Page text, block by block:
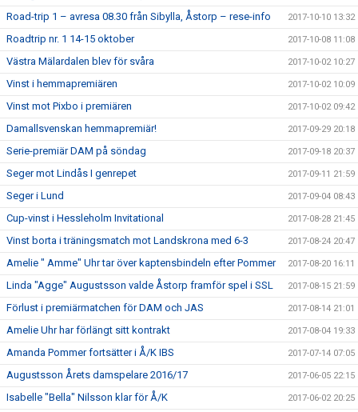
Road-trip 1 – avresa 08.30 från Sibylla, Åstorp – rese-info 2017-10-10 13:32
Roadtrip nr. 1 14-15 oktober 2017-10-08 11:08
Västra Mälardalen blev för svåra 2017-10-02 10:27
Vinst i hemmapremiären 2017-10-02 10:09
Vinst mot Pixbo i premiären 2017-10-02 09:42
Damallsvenskan hemmapremiär! 2017-09-29 20:18
Serie-premiär DAM på söndag 2017-09-18 20:37
Seger mot Lindås I genrepet 2017-09-11 21:59
Seger i Lund 2017-09-04 08:43
Cup-vinst i Hessleholm Invitational 2017-08-28 21:45
Vinst borta i träningsmatch mot Landskrona med 6-3 2017-08-24 20:47
Amelie " Amme" Uhr tar över kaptensbindeln efter Pommer 2017-08-20 16:11
Linda "Agge" Augustsson valde Åstorp framför spel i SSL 2017-08-15 21:59
Förlust i premiärmatchen för DAM och JAS 2017-08-14 21:01
Amelie Uhr har förlängt sitt kontrakt 2017-08-04 19:33
Amanda Pommer fortsätter i Å/K IBS 2017-07-14 07:05
Augustsson Årets damspelare 2016/17 2017-06-05 22:15
Isabelle "Bella" Nilsson klar för Å/K 2017-06-02 20:25